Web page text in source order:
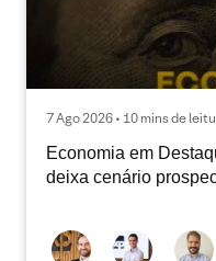
7 Ago 2026 • 10 mins de
Economia em
deixa cenário